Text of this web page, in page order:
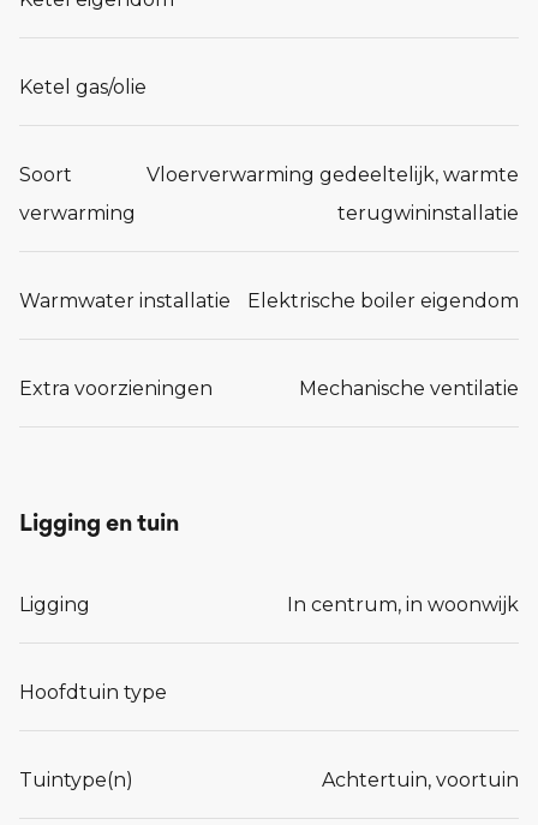
Ketel gas/olie
Soort
verwarming
Vloerverwarming gedeeltelijk, warmte
terugwininstallatie
Warmwater installatie Elektrische boiler eigendom
Extra voorzieningen Mechanische ventilatie
Ligging en tuin
Ligging In centrum, in woonwijk
Hoofdtuin type
Tuintype(n) Achtertuin, voortuin